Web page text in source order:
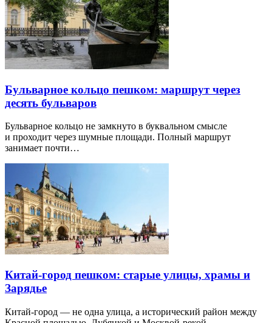
Бульварное кольцо пешком: маршрут через
десять бульваров
Бульварное кольцо не замкнуто в буквальном смысле
и проходит через шумные площади. Полный маршрут
занимает почти…
Китай-город пешком: старые улицы, храмы и
Зарядье
Китай-город — не одна улица, а исторический район между